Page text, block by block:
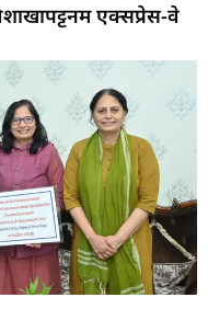
एक्सप्रेस-वे